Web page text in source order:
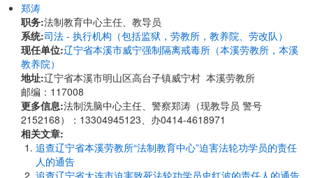
郑涛
职务:法制教育中心主任、教导员
系统:司法 - 执行机构（包括监狱，劳教所，教养院、劳改队）
现任单位:辽宁省本溪市威宁强制隔离戒毒所（本溪劳教所，本溪
教养院）
地址:辽宁省本溪市明山区高台子镇威宁村 本溪劳教所
邮编：117008
更多信息:法制洗脑中心主任、警察郑涛（现教导员 警号
2152168）：13304945123、办0414-4618971
相关文章:
追查辽宁省本溪劳教所“法制教育中心”迫害法轮功学员的责任
人的通告
追查辽宁省大连市迫害致死法轮功学员史红波的责任人的通告